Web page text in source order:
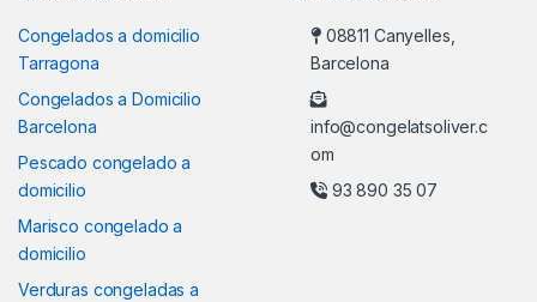
Congelados a domicilio
Tarragona
Congelados a Domicilio
Barcelona
Pescado congelado a
domicilio
Marisco congelado a
domicilio
Verduras congeladas a
08811 Canyelles,
Barcelona
info@congelatsoliver.c
om
93 890 35 07